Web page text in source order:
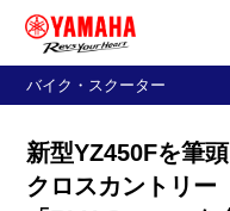
バイク・スクーター
新型YZ450Fを筆
クロスカントリー